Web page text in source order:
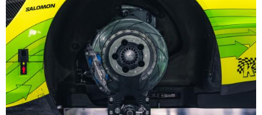
den
notwendigen
Ersatzteilen.